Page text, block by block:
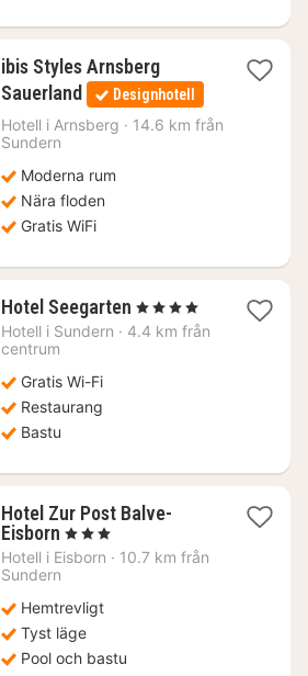
ibis Styles Arnsberg
Sauerland1
natt
från
Designhotell
Hotell i Arnsberg · 14.6 km från
Sundern
Moderna rum
Nära floden
Gratis WiFi
Hotel Seegarten 1
natt
, 4 Stjärnor
Hotell i Sundern · 4.4 km från
centrum
Gratis Wi-Fi
Restaurang
Bastu
Hotel Zur Post Balve-
Eisborn 1
natt
kr.
, 3 Stjärnor
Hotell i Eisborn · 10.7 km från
Sundern
Hemtrevligt
Tyst läge
Pool och bastu